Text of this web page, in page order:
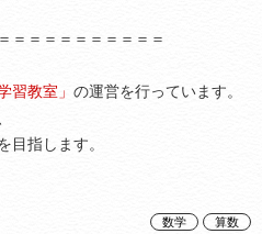
＝＝＝＝＝＝＝＝＝＝
習教室」 の運営を行っています。
目指します。
数学 算数